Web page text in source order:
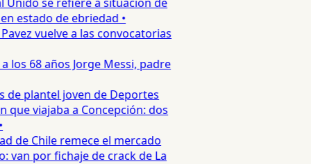
estado de ebriedad •
vuelve a las convocatorias
los 68 años Jorge Messi, padre
de plantel joven de Deportes
viajaba a Concepción: dos
de Chile remece el mercado
van por fichaje de crack de La